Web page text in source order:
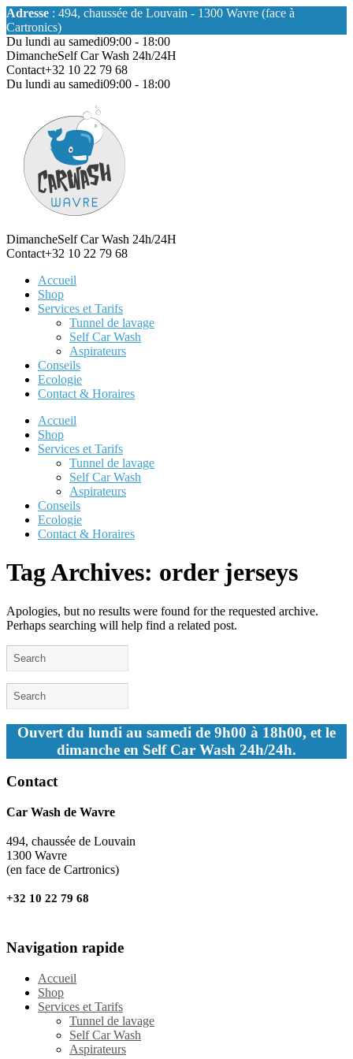
Adresse : 494, chaussée de Louvain - 1300 Wavre (face à
Cartronics)
Du lundi au samedi09:00 - 18:00
DimancheSelf Car Wash 24h/24H
Contact+32 10 22 79 68
Du lundi au samedi09:00 - 18:00
DimancheSelf Car Wash 24h/24H
Contact+32 10 22 79 68
Accueil
Shop
Services et Tarifs
Tunnel de lavage
Self Car Wash
Aspirateurs
Conseils
Ecologie
Contact & Horaires
Accueil
Shop
Services et Tarifs
Tunnel de lavage
Self Car Wash
Aspirateurs
Conseils
Ecologie
Contact & Horaires
Tag Archives: order jerseys
Apologies, but no results were found for the requested archive.
Perhaps searching will help find a related post.
Ouvert du lundi au samedi de 9h00 à 18h00, et le
dimanche en Self Car Wash 24h/24h.
Contact
Car Wash de Wavre
494, chaussée de Louvain
1300 Wavre
(en face de Cartronics)
+32 10 22 79 68
Navigation rapide
Accueil
Shop
Services et Tarifs
Tunnel de lavage
Self Car Wash
Aspirateurs